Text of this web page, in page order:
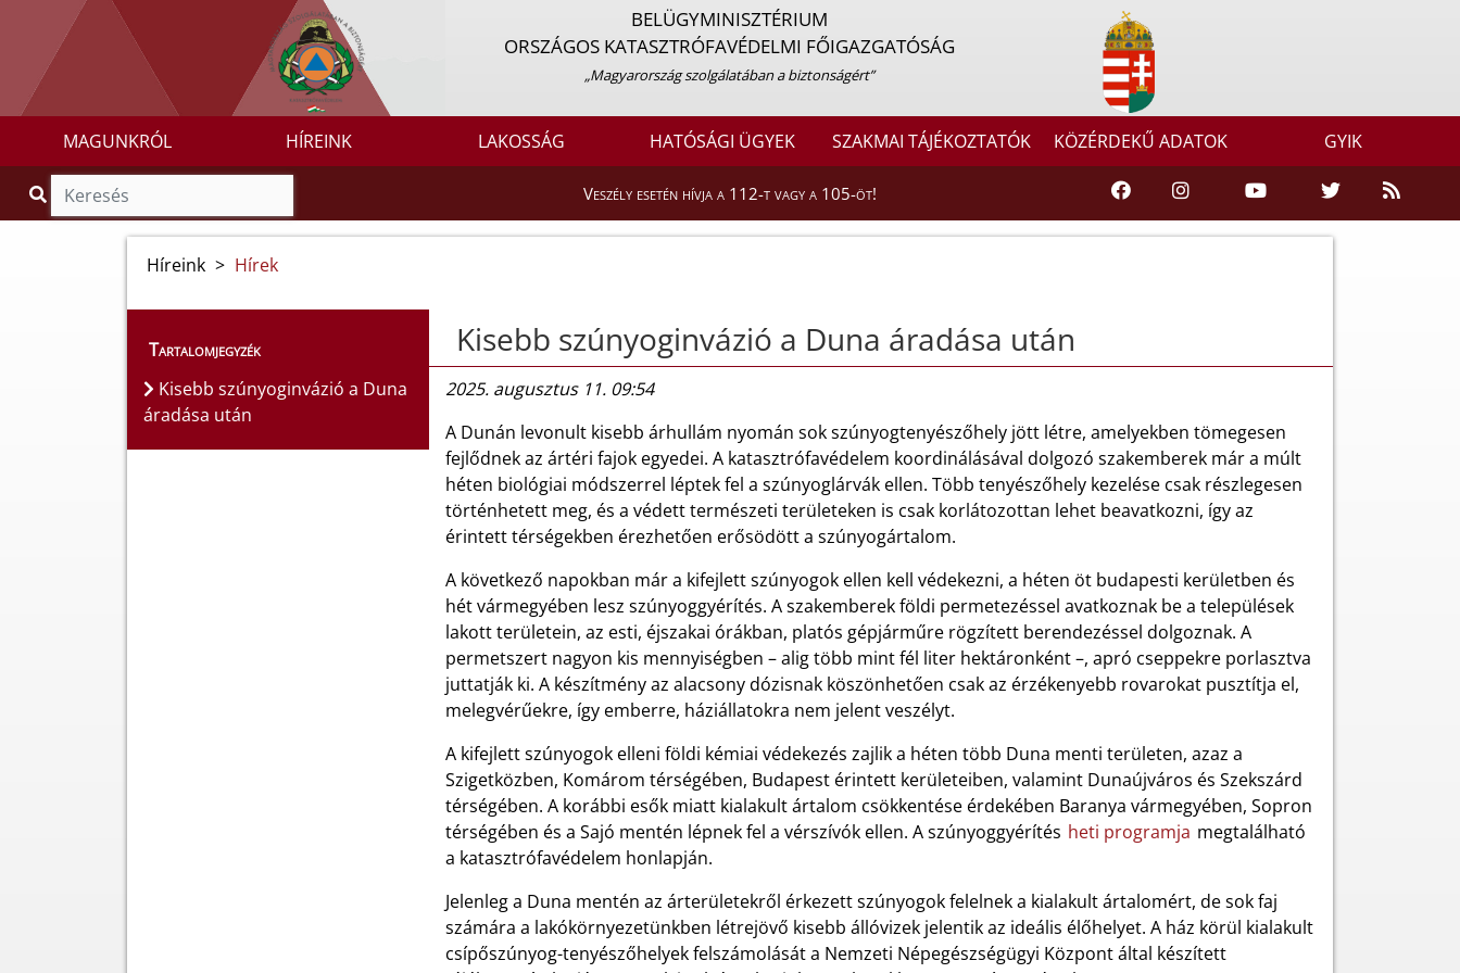
BELÜGYMINISZTÉRIUM
ORSZÁGOS KATASZTRÓFAVÉDELMI FŐIGAZGATÓSÁG
„Magyarország szolgálatában a biztonságért”
MAGUNKRÓL HÍREINK LAKOSSÁG HATÓSÁGI ÜGYEK SZAKMAI TÁJÉKOZTATÓK KÖZÉRDEKŰ ADATOK GYIK
Veszély esetén hívja a 112-t vagy a 105-öt!
Híreink > Hírek
Tartalomjegyzék
Kisebb szúnyoginvázió a Duna
áradása után
Kisebb szúnyoginvázió a Duna áradása után
2025. augusztus 11. 09:54
A Dunán levonult kisebb árhullám nyomán sok szúnyogtenyészőhely jött létre, amelyekben tömegesen
fejlődnek az ártéri fajok egyedei. A katasztrófavédelem koordinálásával dolgozó szakemberek már a múlt
héten biológiai módszerrel léptek fel a szúnyoglárvák ellen. Több tenyészőhely kezelése csak részlegesen
történhetett meg, és a védett természeti területeken is csak korlátozottan lehet beavatkozni, így az
érintett térségekben érezhetően erősödött a szúnyogártalom.
A következő napokban már a kifejlett szúnyogok ellen kell védekezni, a héten öt budapesti kerületben és
hét vármegyében lesz szúnyoggyérítés. A szakemberek földi permetezéssel avatkoznak be a települések
lakott területein, az esti, éjszakai órákban, platós gépjárműre rögzített berendezéssel dolgoznak. A
permetszert nagyon kis mennyiségben – alig több mint fél liter hektáronként –, apró cseppekre porlasztva
juttatják ki. A készítmény az alacsony dózisnak köszönhetően csak az érzékenyebb rovarokat pusztítja el,
melegvérűekre, így emberre, háziállatokra nem jelent veszélyt.
A kifejlett szúnyogok elleni földi kémiai védekezés zajlik a héten több Duna menti területen, azaz a
Szigetközben, Komárom térségében, Budapest érintett kerületeiben, valamint Dunaújváros és Szekszárd
térségében. A korábbi esők miatt kialakult ártalom csökkentése érdekében Baranya vármegyében, Sopron
térségében és a Sajó mentén lépnek fel a vérszívók ellen. A szúnyoggyérítés heti programja megtalálható
a katasztrófavédelem honlapján.
Jelenleg a Duna mentén az árterületekről érkezett szúnyogok felelnek a kialakult ártalomért, de sok faj
számára a lakókörnyezetünkben létrejövő kisebb állóvizek jelentik az ideális élőhelyet. A ház körül kialakult
csípőszúnyog-tenyészőhelyek felszámolását a Nemzeti Népegészségügyi Központ által készített